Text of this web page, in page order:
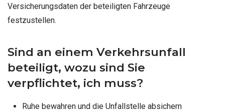
Versicherungsdaten der beteiligten Fahrzeuge
festzustellen.
Sind an einem Verkehrsunfall
beteiligt, wozu sind Sie
verpflichtet, ich muss?
Ruhe bewahren und die Unfallstelle absichern